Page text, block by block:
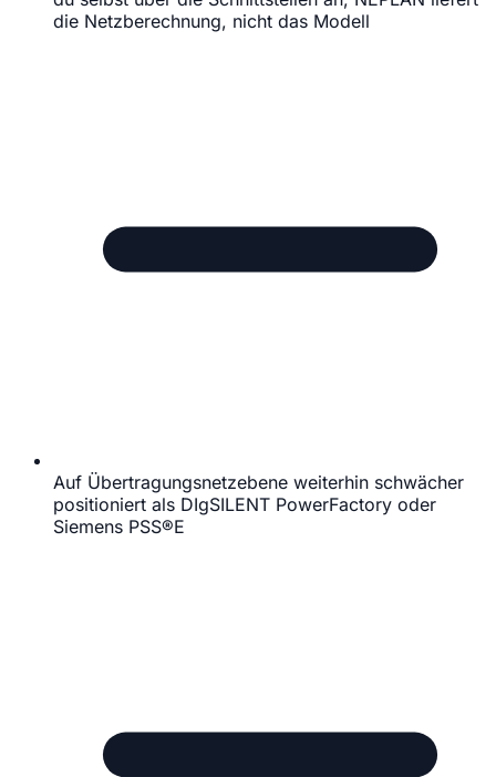
die Netzberechnung, nicht das Modell
Auf Übertragungsnetzebene weiterhin schwächer
positioniert als DIgSILENT PowerFactory oder
Siemens PSS®E